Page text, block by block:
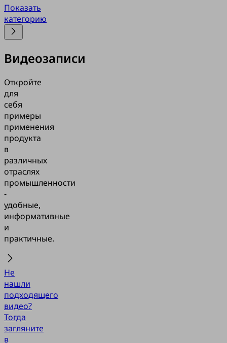
короткое
высокую
и
процент
Показать
категорию
Видеозаписи
Откройте
для
себя
примеры
применения
продукта
в
различных
отраслях
промышленности
-
удобные,
информативные
и
практичные.
Не
нашли
подходящего
видео?
Тогда
загляните
в